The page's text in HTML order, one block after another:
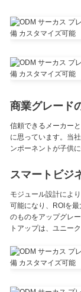
商業グレード
信頼できるメーカー
に思っています。当
ンポーネントが子供
スマートビジ
モジュール設計によ
可能になり、ROIを
のものをアップグレ
トアップは、ユニー